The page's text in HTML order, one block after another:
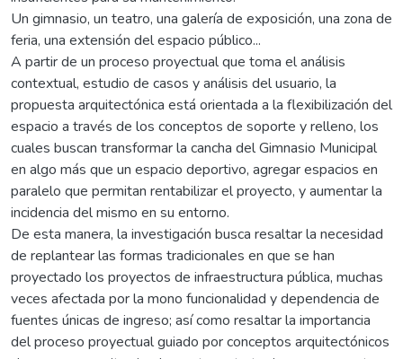
Un gimnasio, un teatro, una galería de exposición, una zona de
feria, una extensión del espacio público...
A partir de un proceso proyectual que toma el análisis
contextual, estudio de casos y análisis del usuario, la
propuesta arquitectónica está orientada a la flexibilización del
espacio a través de los conceptos de soporte y relleno, los
cuales buscan transformar la cancha del Gimnasio Municipal
en algo más que un espacio deportivo, agregar espacios en
paralelo que permitan rentabilizar el proyecto, y aumentar la
incidencia del mismo en su entorno.
De esta manera, la investigación busca resaltar la necesidad
de replantear las formas tradicionales en que se han
proyectado los proyectos de infraestructura pública, muchas
veces afectada por la mono funcionalidad y dependencia de
fuentes únicas de ingreso; así como resaltar la importancia
del proceso proyectual guiado por conceptos arquitectónicos